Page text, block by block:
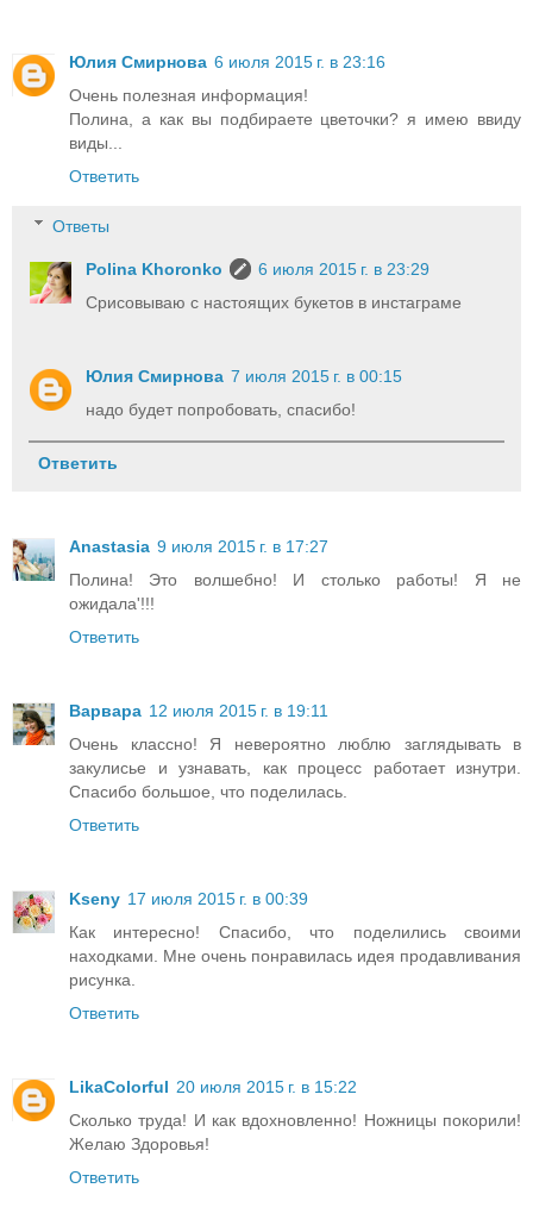
Юлия Смирнова 6 июля 2015 г. в 23:16
Очень полезная информация!
Полина, а как вы подбираете цветочки? я имею ввиду
виды...
Ответить
Ответы
Polina Khoronko
6 июля 2015 г. в 23:29
Срисовываю с настоящих букетов в инстаграме
Юлия Смирнова 7 июля 2015 г. в 00:15
надо будет попробовать, спасибо!
Ответить
Anastasia 9 июля 2015 г. в 17:27
Полина! Это волшебно! И столько работы! Я не
ожидала'!!!
Ответить
Варвара 12 июля 2015 г. в 19:11
Очень классно! Я невероятно люблю заглядывать в
закулисье и узнавать, как процесс работает изнутри.
Спасибо большое, что поделилась.
Ответить
Kseny 17 июля 2015 г. в 00:39
Как интересно! Спасибо, что поделились своими
находками. Мне очень понравилась идея продавливания
рисунка.
Ответить
LikaColorful 20 июля 2015 г. в 15:22
Сколько труда! И как вдохновленно! Ножницы покорили!
Желаю Здоровья!
Ответить